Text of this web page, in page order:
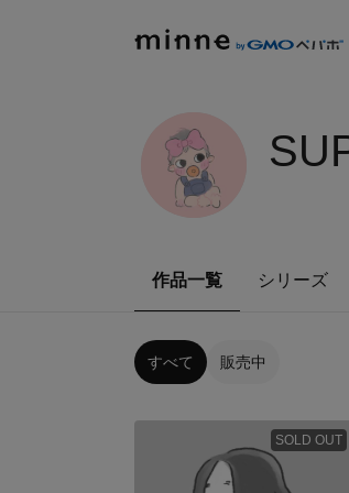
作品一覧 シリーズ
すべて 販売中
SOLD OUT